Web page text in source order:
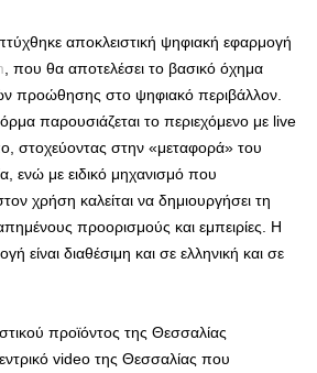
αποκλειστική ψηφιακή εφαρμογή
, που θα αποτελέσει το βασικό όχημα
προώθησης στο ψηφιακό περιβάλλον.
παρουσιάζεται το περιεχόμενο με live
στοχεύοντας στην «μεταφορά» του
ενώ με ειδικό μηχανισμό που
χρήση καλείται να δημιουργήσει τη
προορισμούς και εμπειρίες. Η
είναι διαθέσιμη και σε ελληνική και σε
προϊόντος της Θεσσαλίας
video της Θεσσαλίας που